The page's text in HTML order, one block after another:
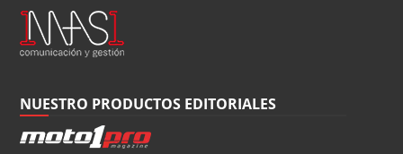
NUESTRO PRODUCTOS EDITORIALES